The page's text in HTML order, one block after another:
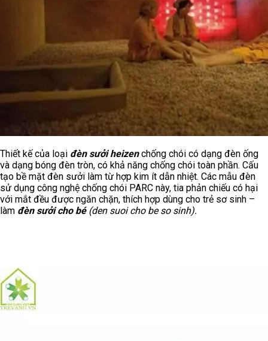
Thiết kế của loại đèn sưởi heizenchống chói có dạng đèn ống
và dạng bóng đèn tròn, có khả năng chống chói toàn phần. Cấu
tạo bề mặt đèn sưởi làm từ hợp kim ít dẫn nhiệt. Các mẫu đèn
sử dụng công nghệ chống chói PARC này, tia phản chiếu có hại
với mắt đều được ngăn chặn, thích hợp dùng cho trẻ sơ sinh –
làm đèn sưởi cho bé (den suoi cho be so sinh).